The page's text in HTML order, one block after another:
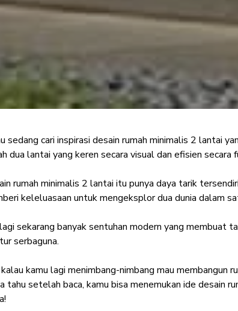
Minimalis 2
Nyaman untuk
sedang cari inspirasi desain rumah minimalis 2 lantai
dua lantai yang keren secara visual dan efisien secara
rumah minimalis 2 lantai itu punya daya tarik
keleluasaan untuk mengeksplor dua dunia dalam
sekarang banyak sentuhan modern yang membuat
serbaguna.
kalau kamu lagi menimbang-nimbang mau membangun
tahu setelah baca, kamu bisa menemukan ide desain